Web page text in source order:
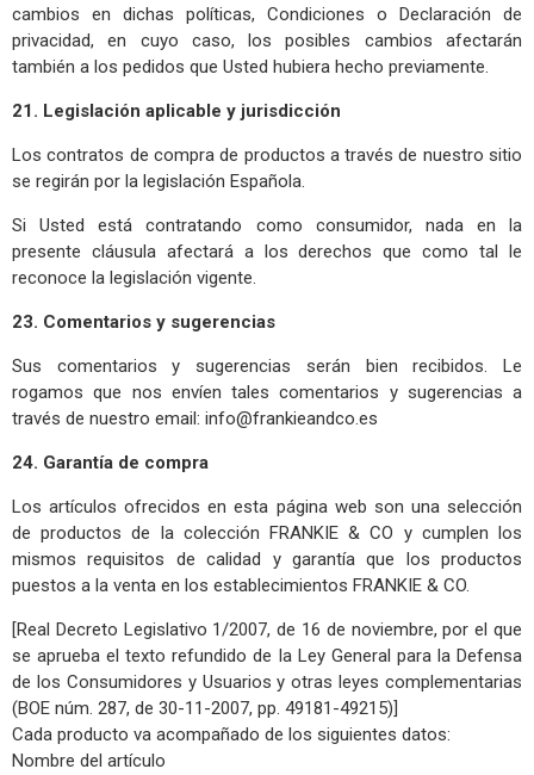
cambios en dichas políticas, Condiciones o Declaración de
privacidad, en cuyo caso, los posibles cambios afectarán
también a los pedidos que Usted hubiera hecho previamente.
21. Legislación aplicable y jurisdicción
Los contratos de compra de productos a través de nuestro sitio
se regirán por la legislación Española.
Si Usted está contratando como consumidor, nada en la
presente cláusula afectará a los derechos que como tal le
reconoce la legislación vigente.
23. Comentarios y sugerencias
Sus comentarios y sugerencias serán bien recibidos. Le
rogamos que nos envíen tales comentarios y sugerencias a
través de nuestro email: info@frankieandco.es
24. Garantía de compra
Los artículos ofrecidos en esta página web son una selección
de productos de la colección FRANKIE & CO y cumplen los
mismos requisitos de calidad y garantía que los productos
puestos a la venta en los establecimientos FRANKIE & CO.
[Real Decreto Legislativo 1/2007, de 16 de noviembre, por el que
se aprueba el texto refundido de la Ley General para la Defensa
de los Consumidores y Usuarios y otras leyes complementarias
(BOE núm. 287, de 30-11-2007, pp. 49181-49215)]
Cada producto va acompañado de los siguientes datos:
Nombre del artículo